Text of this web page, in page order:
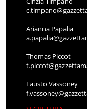
Arianna Papalia
Thomas Piccot
Fausto Vassoney